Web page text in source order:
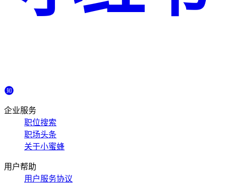
企业服务
职位搜索
职场头条
关于小蜜蜂
用户帮助
用户服务协议